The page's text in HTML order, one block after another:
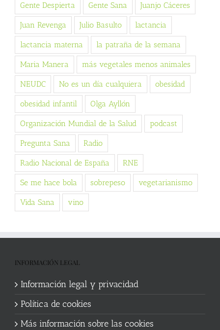
Gente Despierta Gente Sana Juanjo Cáceres
Juan Revenga Julio Basulto lactancia
lactancia materna la patraña de la semana
Maria Manera más vegetales menos animales
NEUDC No es un día cualquiera obesidad
obesidad infantil Olga Ayllón
Organización Mundial de la Salud podcast
Pregunta Sana Radio
Radio Nacional de España RNE
Se me hace bola sobrepeso vegetarianismo
Vida Sana vino
INFORMACIÓN LEGAL
Información legal y privacidad
Política de cookies
Más información sobre las cookies